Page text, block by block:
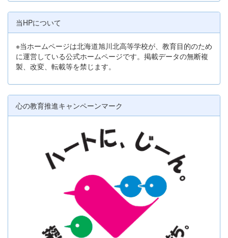
当HPについて
※当ホームページは北海道旭川北高等学校が、教育目的のため
に運営している公式ホームページです。掲載データの無断複
製、改変、転載等を禁じます。
心の教育推進キャンペーンマーク